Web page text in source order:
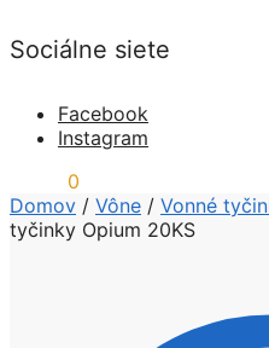
Sociálne siete
Facebook
Instagram
0
Domov / Vône / Vonné
tyčinky Opium 20KS